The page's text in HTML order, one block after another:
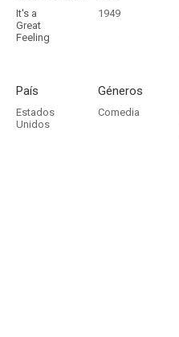
It's a
Great
Feeling
1949
País
Estados
Unidos
Géneros
Comedia